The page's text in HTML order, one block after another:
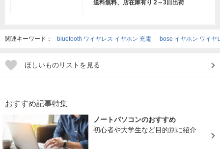
送料無料、店在庫有り 2～3日出荷
関連キーワード： bluetooth ワイヤレス イヤホン 充電 bose イヤホン ワイヤ
ほしいものリストを見る
おすすめ記事特集
ノートパソコンのおすすめ
初心者や大学生など目的別に紹介